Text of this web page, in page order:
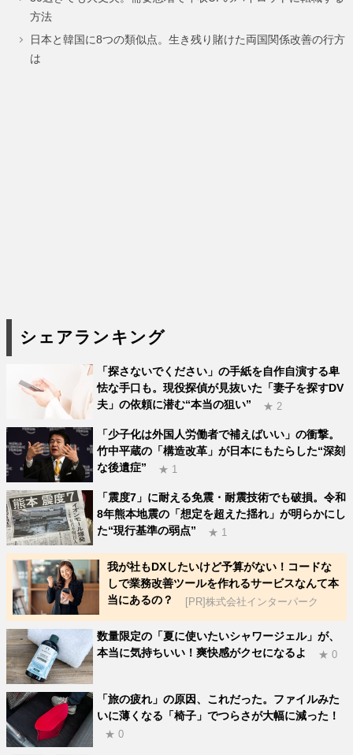
ー
ジ
ー
ジ
ー
ジ
方法
日本と韓国に8つの類似点。生き残り賭けた両国関係改善の行方
は
シェアランキング
「探さないでください」の手紙を自作自演する卑
怯な手口も。現役探偵が見抜いた「妻子を探すDV
夫」の依頼に潜む“本当の狙い”
★ 2
「少子化は外国人労働者で補えばいい」の衝撃。
竹中平蔵の「構造改革」が日本にもたらした“深刻
な後遺症”
★ 1
「震度7」に耐える免震・耐震技術でも破損。令和
8年熊本地震の「想定を超えた揺れ」が明らかにし
た“現行基準の弱点”
★ 1
我が社もDXしたいけど予算がない！コードな
しで業務改善ツールを作れるサービスなんて本
当にあるの？
[PR]株式会社インターパーク
数量限定の「夏に使いたいシャワージェル」が、
本当に気持ちいい！爽快感がクセになるよ
★ 0
「旅の疲れ」の原因、これだった。ファイルみた
いに薄くなる「椅子」でつらさが大幅に減った！
★ 0